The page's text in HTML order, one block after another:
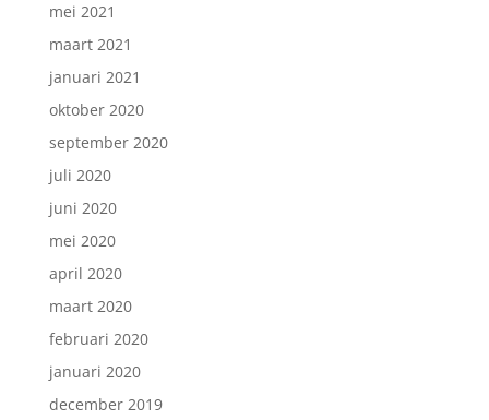
mei 2021
maart 2021
januari 2021
oktober 2020
september 2020
juli 2020
juni 2020
mei 2020
april 2020
maart 2020
februari 2020
januari 2020
december 2019